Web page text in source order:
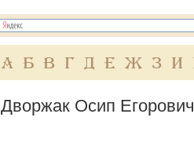
А Б В Г Д Е Ж З И
Дворжак Осип Егорович